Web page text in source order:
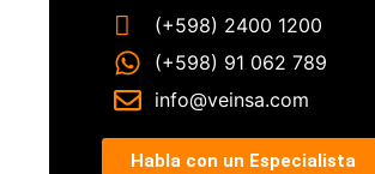
(+598) 2400 1200
(+598) 91 062 789
info@veinsa.com
Habla con un Especialista